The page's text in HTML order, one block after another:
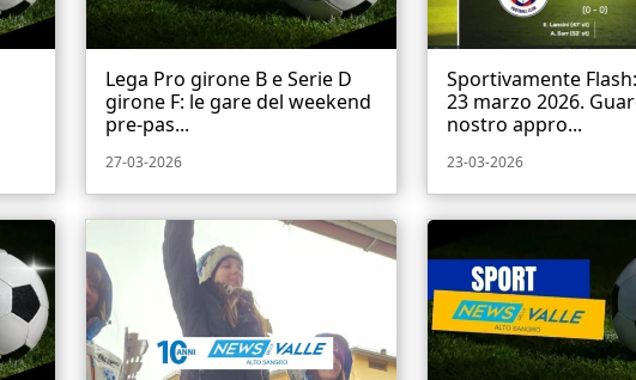
Lega Pro girone B e Serie D
girone F: le gare del weekend
pre-pas...
27-03-2026
Sportivamente
23 marzo 2026.
nostro appro...
23-03-2026